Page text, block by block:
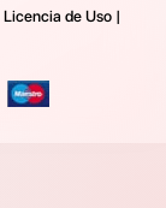
Licencia de Uso|